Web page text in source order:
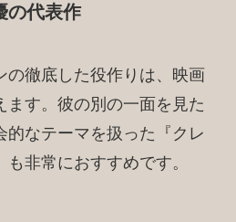
の代表作
の徹底した役作りは、映画
ます。彼の別の一面を見た
的なテーマを扱った『クレ
非常におすすめです。